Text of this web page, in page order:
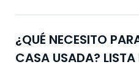
ó
n
¿QUÉ NECESITO
CASA USADA?